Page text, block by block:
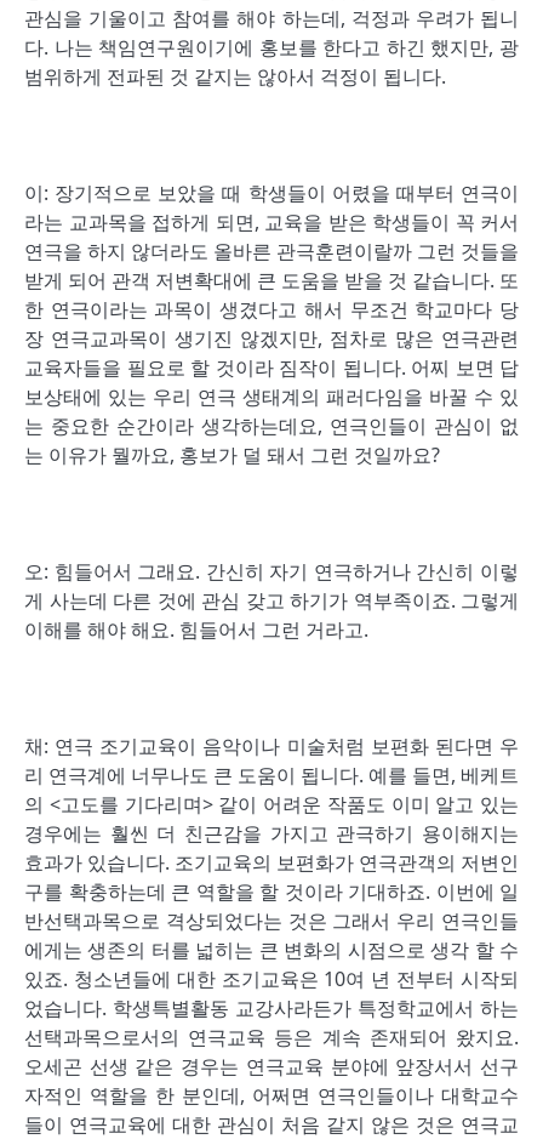
관심을 기울이고 참여를 해야 하는데, 걱정과 우려가 됩니
다. 나는 책임연구원이기에 홍보를 한다고 하긴 했지만, 광
범위하게 전파된 것 같지는 않아서 걱정이 됩니다.
이: 장기적으로 보았을 때 학생들이 어렸을 때부터 연극이
라는 교과목을 접하게 되면, 교육을 받은 학생들이 꼭 커서
연극을 하지 않더라도 올바른 관극훈련이랄까 그런 것들을
받게 되어 관객 저변확대에 큰 도움을 받을 것 같습니다. 또
한 연극이라는 과목이 생겼다고 해서 무조건 학교마다 당
장 연극교과목이 생기진 않겠지만, 점차로 많은 연극관련
교육자들을 필요로 할 것이라 짐작이 됩니다. 어찌 보면 답
보상태에 있는 우리 연극 생태계의 패러다임을 바꿀 수 있
는 중요한 순간이라 생각하는데요, 연극인들이 관심이 없
는 이유가 뭘까요, 홍보가 덜 돼서 그런 것일까요?
오: 힘들어서 그래요. 간신히 자기 연극하거나 간신히 이렇
게 사는데 다른 것에 관심 갖고 하기가 역부족이죠. 그렇게
이해를 해야 해요. 힘들어서 그런 거라고.
채: 연극 조기교육이 음악이나 미술처럼 보편화 된다면 우
리 연극계에 너무나도 큰 도움이 됩니다. 예를 들면, 베케트
의 <고도를 기다리며> 같이 어려운 작품도 이미 알고 있는
경우에는 훨씬 더 친근감을 가지고 관극하기 용이해지는
효과가 있습니다. 조기교육의 보편화가 연극관객의 저변인
구를 확충하는데 큰 역할을 할 것이라 기대하죠. 이번에 일
반선택과목으로 격상되었다는 것은 그래서 우리 연극인들
에게는 생존의 터를 넓히는 큰 변화의 시점으로 생각 할 수
있죠. 청소년들에 대한 조기교육은 10여 년 전부터 시작되
었습니다. 학생특별활동 교강사라든가 특정학교에서 하는
선택과목으로서의 연극교육 등은 계속 존재되어 왔지요.
오세곤 선생 같은 경우는 연극교육 분야에 앞장서서 선구
자적인 역할을 한 분인데, 어쩌면 연극인들이나 대학교수
들이 연극교육에 대한 관심이 처음 같지 않은 것은 연극교